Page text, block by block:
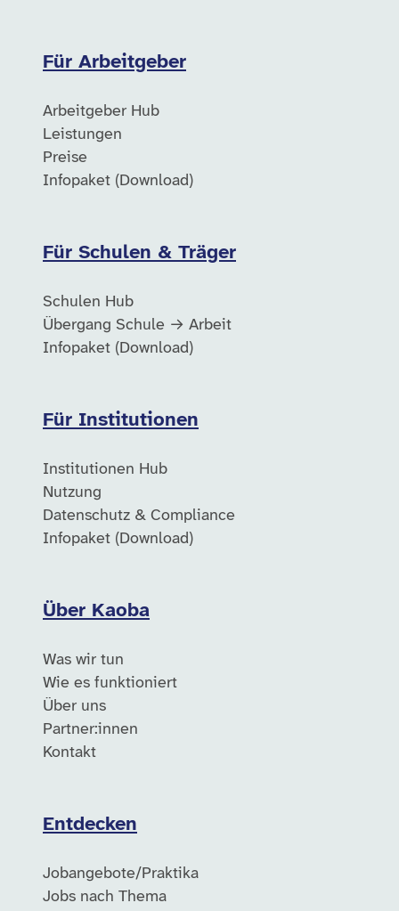
Für Arbeitgeber
Arbeitgeber Hub
Leistungen
Preise
Infopaket (Download)
Für Schulen & Träger
Schulen Hub
Übergang Schule → Arbeit
Infopaket (Download)
Für Institutionen
Institutionen Hub
Nutzung
Datenschutz & Compliance
Infopaket (Download)
Über Kaoba
Was wir tun
Wie es funktioniert
Über uns
Partner:innen
Kontakt
Entdecken
Jobangebote/Praktika
Jobs nach Thema